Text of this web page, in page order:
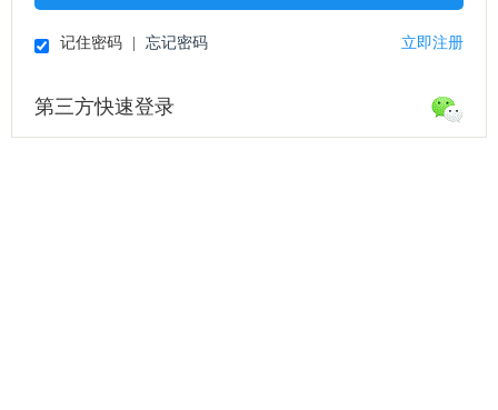
记住密码 忘记密码 立即注册
第三方快速登录